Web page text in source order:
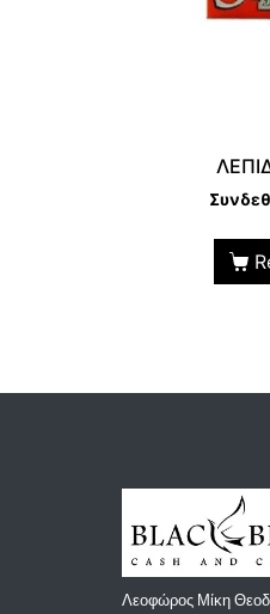
Λεοφώρος Μίκη